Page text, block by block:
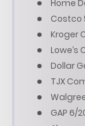
Home
Costco
Kroger
Lowe’s
Dollar
TJX
GAP 6/